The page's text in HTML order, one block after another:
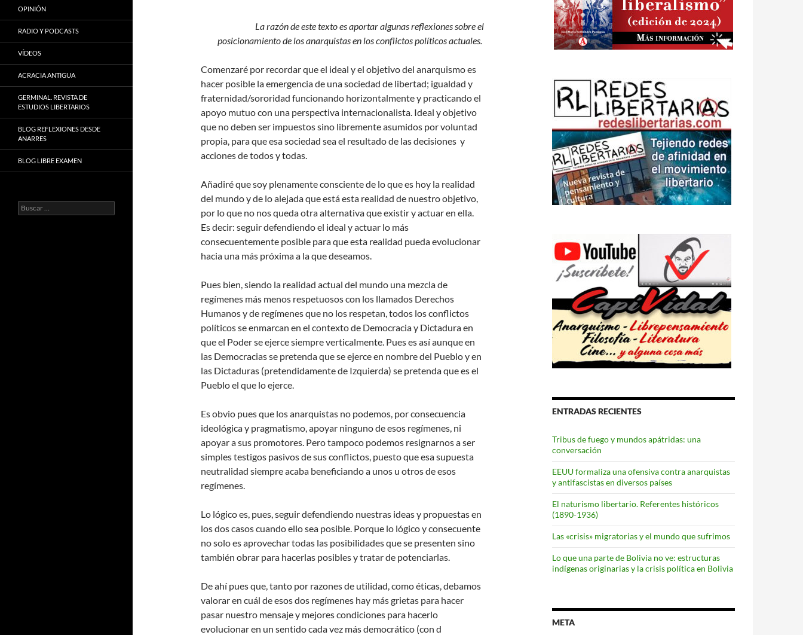
La razón de este texto es aportar algunas reflexiones sobre el
posicionamiento de los anarquistas en los conflictos políticos actuales.
Comenzaré por recordar que el ideal y el objetivo del anarquismo es
hacer posible la emergencia de una sociedad de libertad; igualdad y
fraternidad/sororidad funcionando horizontalmente y practicando el
apoyo mutuo con una perspectiva internacionalista. Ideal y objetivo
que no deben ser impuestos sino libremente asumidos por voluntad
propia, para que esa sociedad sea el resultado de las decisiones y
acciones de todos y todas.
Añadiré que soy plenamente consciente de lo que es hoy la realidad
del mundo y de lo alejada que está esta realidad de nuestro objetivo,
por lo que no nos queda otra alternativa que existir y actuar en ella.
Es decir: seguir defendiendo el ideal y actuar lo más
consecuentemente posible para que esta realidad pueda evolucionar
hacia una más próxima a la que deseamos.
Pues bien, siendo la realidad actual del mundo una mezcla de
regímenes más menos respetuosos con los llamados Derechos
Humanos y de regímenes que no los respetan, todos los conflictos
políticos se enmarcan en el contexto de Democracia y Dictadura en
que el Poder se ejerce siempre verticalmente. Pues es así aunque en
las Democracias se pretenda que se ejerce en nombre del Pueblo y en
las Dictaduras (pretendidamente de Izquierda) se pretenda que es el
Pueblo el que lo ejerce.
Es obvio pues que los anarquistas no podemos, por consecuencia
ideológica y pragmatismo, apoyar ninguno de esos regímenes, ni
apoyar a sus promotores. Pero tampoco podemos resignarnos a ser
simples testigos pasivos de sus conflictos, puesto que esa supuesta
neutralidad siempre acaba beneficiando a unos u otros de esos
regímenes.
Lo lógico es, pues, seguir defendiendo nuestras ideas y propuestas en
los dos casos cuando ello sea posible. Porque lo lógico y consecuente
no solo es aprovechar todas las posibilidades que se presenten sino
también obrar para hacerlas posibles y tratar de potenciarlas.
De ahí pues que, tanto por razones de utilidad, como éticas, debamos
valorar en cuál de esos dos regímenes hay más grietas para hacer
pasar nuestro mensaje y mejores condiciones para hacerlo
evolucionar en un sentido cada vez más democrático (con d
ENTRADAS RECIENTES
Tribus de fuego y mundos apátridas: una
conversación
EEUU formaliza una ofensiva contra anarquistas
y antifascistas en diversos países
El naturismo libertario. Referentes históricos
(1890-1936)
Las «crisis» migratorias y el mundo que sufrimos
Lo que una parte de Bolivia no ve: estructuras
indígenas originarias y la crisis política en Bolivia
META
OPINIÓN
RADIO Y PODCASTS
VÍDEOS
ACRACIA ANTIGUA
GERMINAL. REVISTA DE
ESTUDIOS LIBERTARIOS
BLOG REFLEXIONES DESDE
ANARRES
BLOG LIBRE EXAMEN
Buscar: